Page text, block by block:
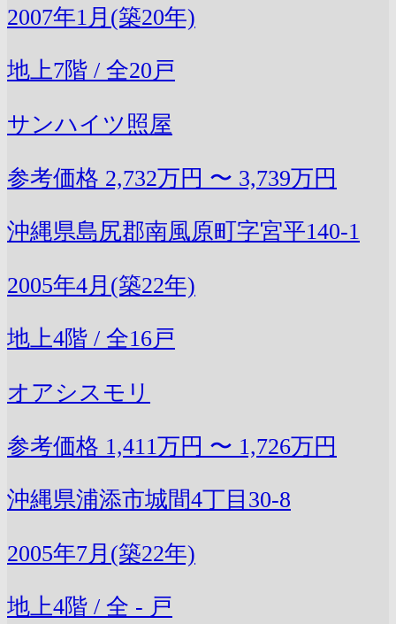
2007年1月(築20年)
地上7階 / 全20戸
サンハイツ照屋
参考価格 2,732万円 〜 3,739万円
沖縄県島尻郡南風原町字宮平140-1
2005年4月(築22年)
地上4階 / 全16戸
オアシスモリ
参考価格 1,411万円 〜 1,726万円
沖縄県浦添市城間4丁目30-8
2005年7月(築22年)
地上4階 / 全 - 戸